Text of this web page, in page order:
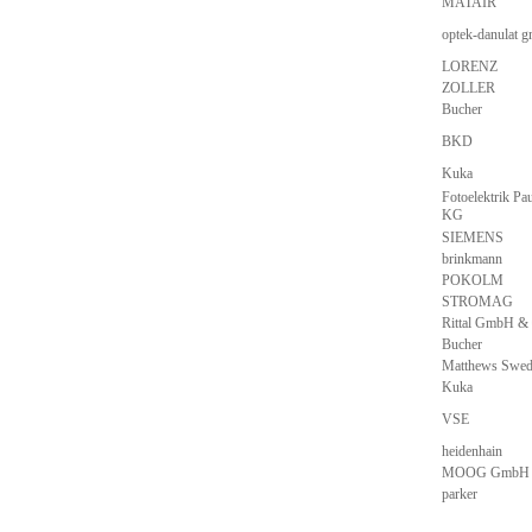
optek-danulat
LORENZ
ZOLLER
Bucher
BKD
Kuka
Fotoelektrik
KG
SIEMENS
brinkmann
POKOLM
STROMAG
Rittal GmbH &
Bucher
Matthews
Kuka
VSE
heidenhain
MOOG GmbH
parker